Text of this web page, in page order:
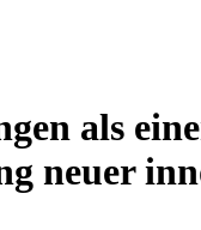
als
neuer